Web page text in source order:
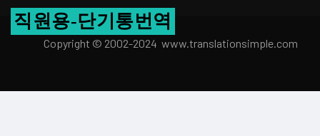
직원용-단기통번역
Copyright © 2002-2024